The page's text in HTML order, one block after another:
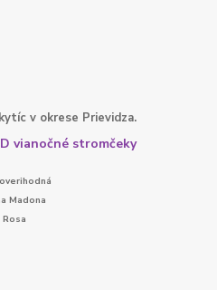
v okrese Prievidza.
vianočné stromčeky